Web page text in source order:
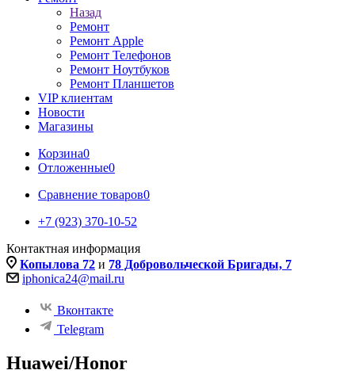
Назад
Ремонт
Ремонт Apple
Ремонт Телефонов
Ремонт Ноутбуков
Ремонт Планшетов
VIP клиентам
Новости
Магазины
Корзина0
Отложенные0
Сравнение товаров0
+7 (923) 370-10-52
Контактная информация
Копылова 72 и 78 Добровольческой Бригады, 7
iphonica24@mail.ru
Вконтакте
Telegram
Huawei/Honor